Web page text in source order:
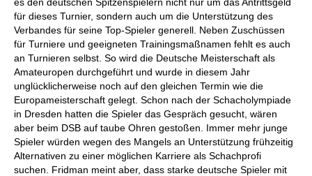
für dieses Turnier, sondern auch um die Unterstützung des
Verbandes für seine Top-Spieler generell. Neben Zuschüssen
für Turniere und geeigneten Trainingsmaßnamen fehlt es auch
an Turnieren selbst. So wird die Deutsche Meisterschaft als
Amateuropen durchgeführt und wurde in diesem Jahr
unglücklicherweise noch auf den gleichen Termin wie die
Europameisterschaft gelegt. Schon nach der Schacholympiade
in Dresden hatten die Spieler das Gespräch gesucht, wären
aber beim DSB auf taube Ohren gestoßen. Immer mehr junge
Spieler würden wegen des Mangels an Unterstützung frühzeitig
Alternativen zu einer möglichen Karriere als Schachprofi
suchen. Fridman meint aber, dass starke deutsche Spieler mit